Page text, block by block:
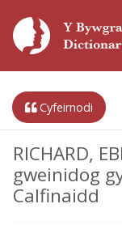
Cyfeirnodi
RICHARD,
gweinidog
Calfinaidd